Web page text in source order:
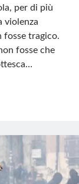
per di più
violenza
fosse tragico.
fosse che